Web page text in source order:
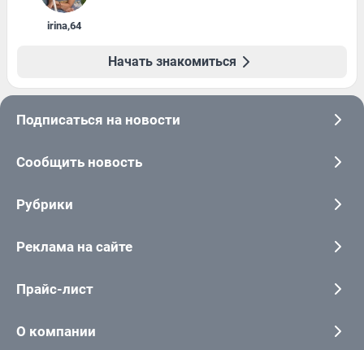
irina,64
Начать знакомиться
Подписаться на новости
Сообщить новость
Рубрики
Реклама на сайте
Прайс-лист
О компании